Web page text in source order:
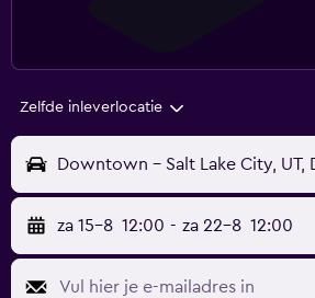
Zelfde inleverlocatie
za 15-8 12:00 - za 22-8 12:00